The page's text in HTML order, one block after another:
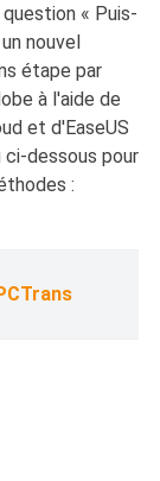
« Puis-
nouvel
étape par
à l'aide de
et d'EaseUS
ci-dessous pour
: